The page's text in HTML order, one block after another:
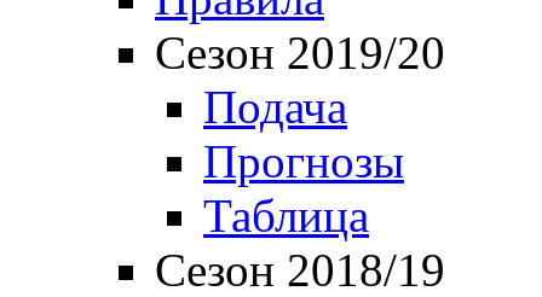
Сезон 2019/20
Подача
Прогнозы
Таблица
Сезон 2018/19